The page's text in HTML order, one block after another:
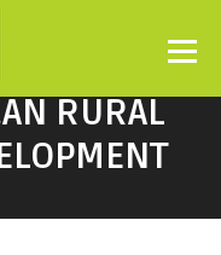
Menü
RURAL